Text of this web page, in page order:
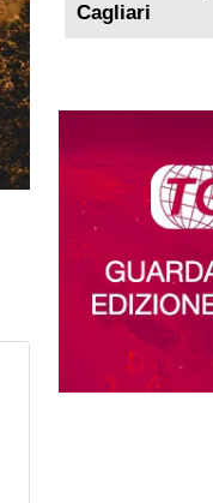
Cagliari